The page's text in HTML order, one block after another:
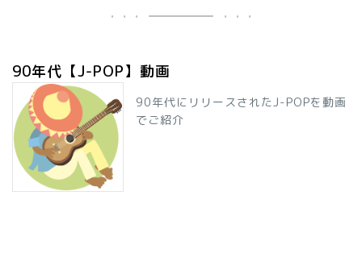
90年代【J-POP】動画
90年代にリリースされたJ-POPを動画
でご紹介